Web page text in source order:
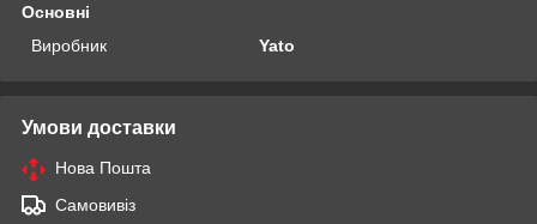
Основні
Виробник
Yato
Умови доставки
Нова Пошта
Самовивіз